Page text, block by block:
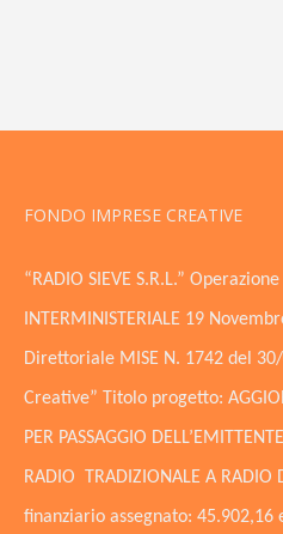
FONDO IMPRESE CREATIVE
“RADIO SIEVE S.R.L.”
INTERMINISTERIALE 19
Direttoriale MISE N. 1742 del
Creative” Titolo progetto:
PER PASSAGGIO
RADIO TRADIZIONALE A RADIO
finanziario assegnato: 45.902,16